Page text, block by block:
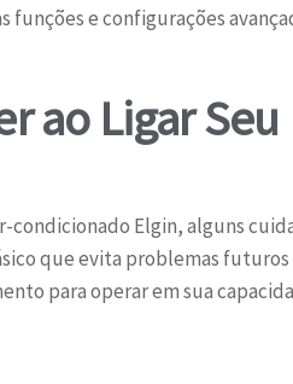
e configurações
ao Ligar
Elgin, alguns
que evita problemas
para operar em sua